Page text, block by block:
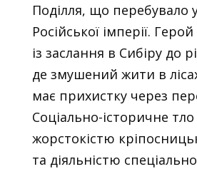
Поділля, що перебувало
Російської імперії.
із заслання в Сибіру до
де змушений жити в
має прихистку через
Соціально-історичне
жорстокістю
та діяльністю